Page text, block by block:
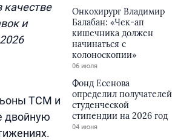
и
TCM и
двойную
Онкохирург Владимир
Балабан: «Чек-ап
кишечника должен
начинаться с
колоноскопии»
06 июля
Фонд Есенова
определил получателей
студенческой
стипендии на 2026 год
04 июня